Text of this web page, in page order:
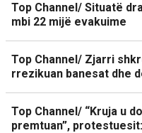
Top Channel/ Situatë
mbi 22 mijë evakuime
Top Channel/ Zjarri
rrezikuan banesat dhe
Top Channel/ “Kruja u
premtuan”,